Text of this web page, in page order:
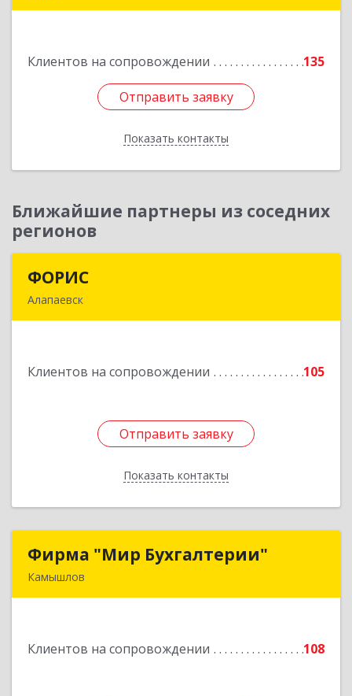
Клиентов на сопровождении 135
Отправить заявку
Показать контакты
Подробнее
Отправить заявку
Назад
Ближайшие партнеры из соседних
регионов
ФОРИС
Алапаевск
Клиентов на сопровождении 105
Отправить заявку
Показать контакты
Подробнее
Отправить заявку
Назад
Фирма "Мир Бухгалтерии"
Камышлов
Клиентов на сопровождении 108
Фирма "Мир Бухгалтерии"
Подробнее